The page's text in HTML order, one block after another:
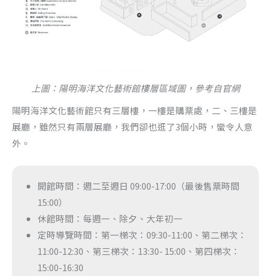
上圖：陽明海洋文化藝術館樓層區域圖，參考自官網
陽明海洋文化藝術館只有三層樓，一樓是購票處，二、三樓是
展廳，雖然只有兩層展廳，我們卻也逛了3個小時，蠻令人意
外。
開館時間：週二至週日 09:00-17:00（最後售票時間
15:00）
休館時間：每週一、除夕、大年初一
定時導覽時間：第一梯次：09:30-11:00、第二梯次：
11:00-12:30、第三梯次：13:30- 15:00、第四梯次：
15:00-16:30